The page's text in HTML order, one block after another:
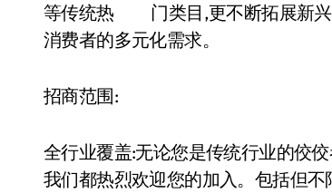
等传统热 门类目,更不断拓展新兴
消费者的多元化需求。
招商范围:
全行业覆盖:无论您是传统行业的佼
我们都热烈欢迎您的加入。包括但